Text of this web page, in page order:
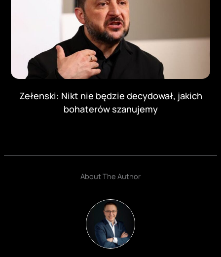
Zełenski: Nikt nie będzie decydował, jakich
bohaterów szanujemy
About The Author